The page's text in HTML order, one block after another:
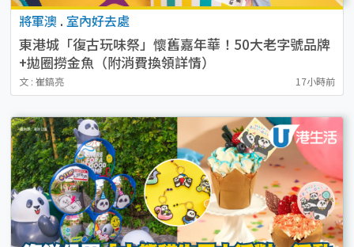
將軍澳 . 室內好去處
東港城「復古玩味祭」懷舊嘉年華！50大老字號品牌
+拋圈撈金魚（附消費換領詳情）
文 : 崔鎬亮 17小時前